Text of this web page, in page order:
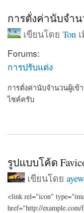
การตั่งค่านับจำน
เขียนโดย Ton
Forums:
การปรับแต่ง
การตั่งค่านับจำนวนผู้เข้
ไชค์ครับ
about การตั่งค่านับ
รูปแบบโค้ด
เขียนโดย
<link rel="icon"
href="http://